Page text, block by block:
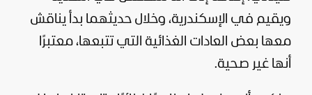
ويقيم في الإسكندرية، وخلال حديثهما بدأ يناقش
معها بعض العادات الغذائية التي تتبعها، معتبرًا
أنها غير صحية.